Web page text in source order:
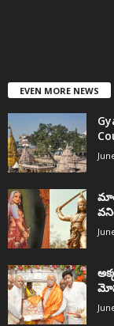
EVEN MORE NEWS